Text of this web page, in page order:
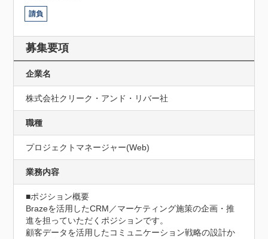
請負
募集要項
企業名
株式会社クリーク・アンド・リバー社
職種
プロジェクトマネージャー(Web)
業務内容
■ポジション概要
Brazeを活用したCRM／マーケティング施策の企画・推
進を担っていただくポジションです。
顧客データを活用したコミュニケーション戦略の設計か